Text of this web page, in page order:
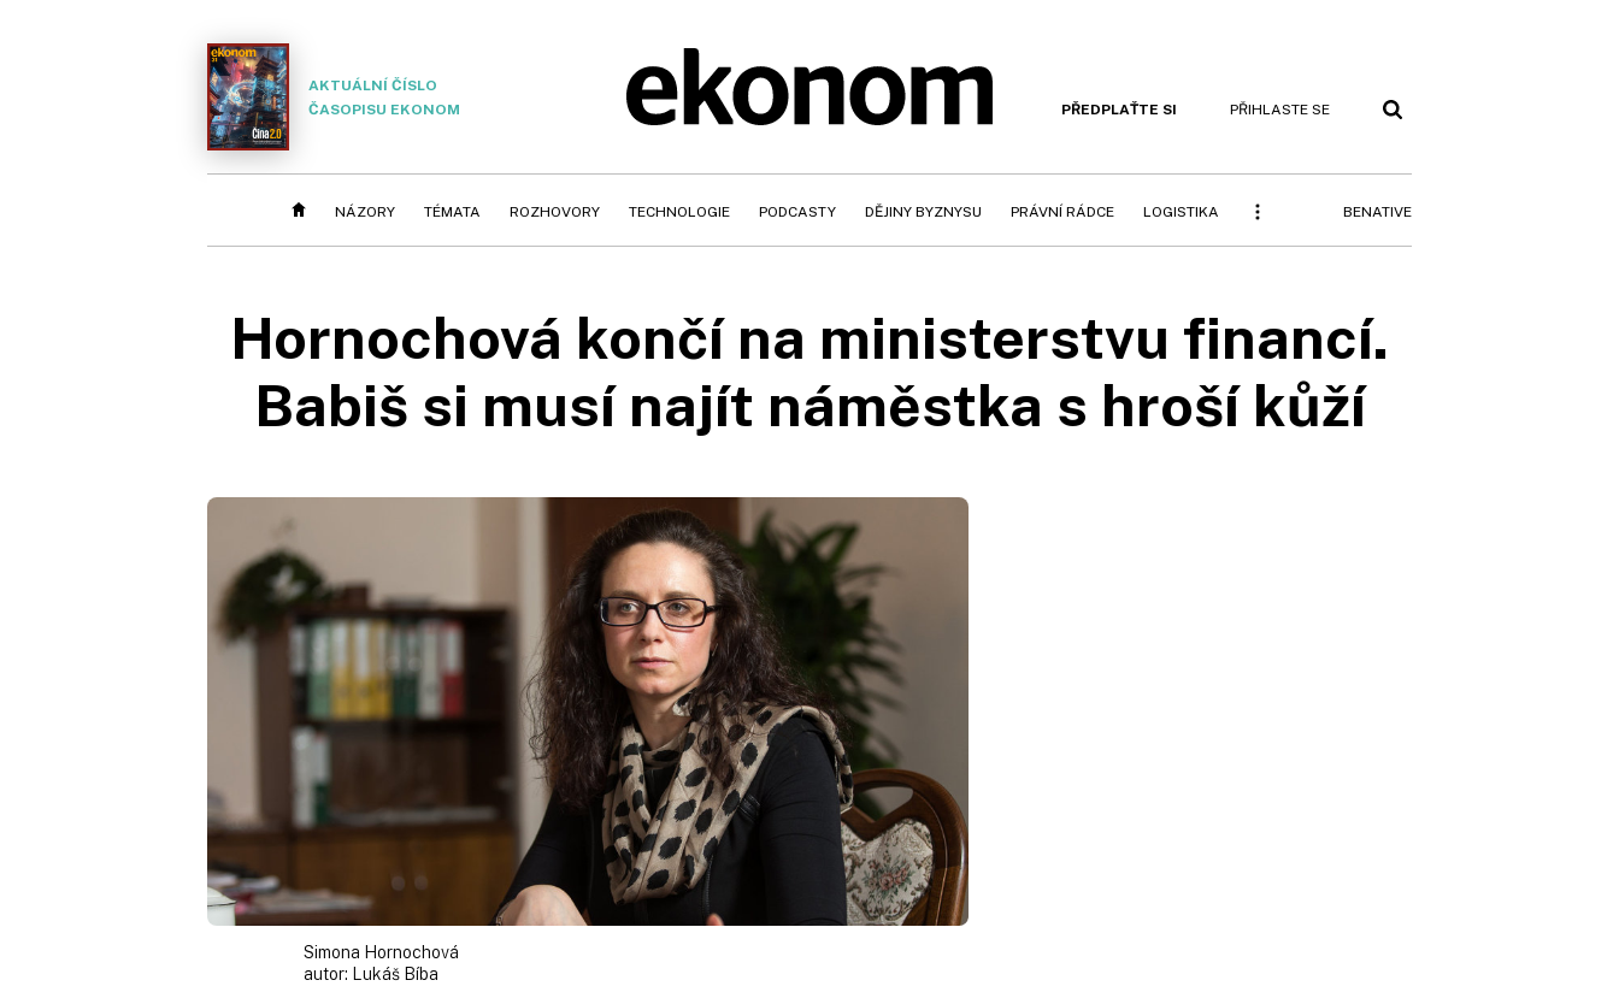
AKTUÁLNÍ ČÍSLO
ČASOPISU EKONOM
PŘEDPLAŤTE SI PŘIHLASTE SE
NÁZORY TÉMATA ROZHOVORY TECHNOLOGIE PODCASTY DĚJINY BYZNYSU PRÁVNÍ RÁDCE LOGISTIKA BENATIVE
Hornochová končí na ministerstvu financí.
Babiš si musí najít náměstka s hroší kůží
Simona Hornochová
autor: Lukáš Bíba